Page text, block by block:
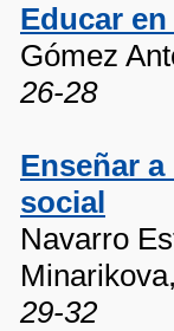
Educar
Gómez
26-28
Enseñar
social
Navarro
29-32